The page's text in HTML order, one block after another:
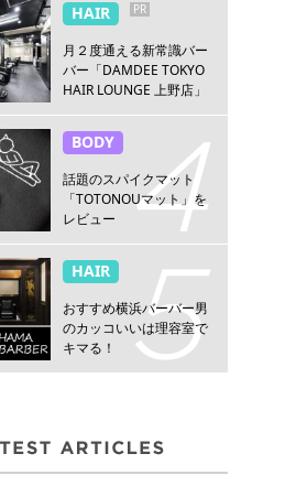
HAIR PR
月２度通える新常識バー
バー「DAMDEE TOKYO
HAIR LOUNGE 上野店」
BODY
話題のスパイクマット
「TOTONOUマット」を
レビュー
HAIR
おすすめ横浜バーバー男
のカッコいいは理容室で
キマる！